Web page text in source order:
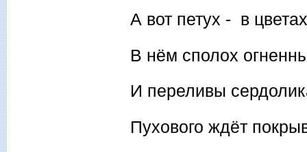
А вот петух - в
В нём сполох
И переливы
Пухового ждёт